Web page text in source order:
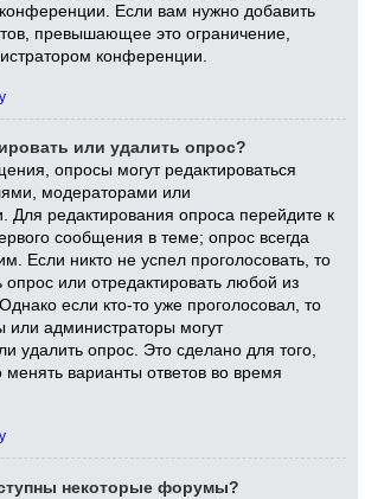
Если вам нужно добавить
превышающее это ограничение,
конференции.
или удалить опрос?
опросы могут редактироваться
модераторами или
Для редактирования опроса перейдите к
сообщения в теме; опрос всегда
Если никто не успел проголосовать, то
или отредактировать любой из
если кто-то уже проголосовал, то
или администраторы могут
удалить опрос. Это сделано для того,
варианты ответов во время
некоторые форумы?